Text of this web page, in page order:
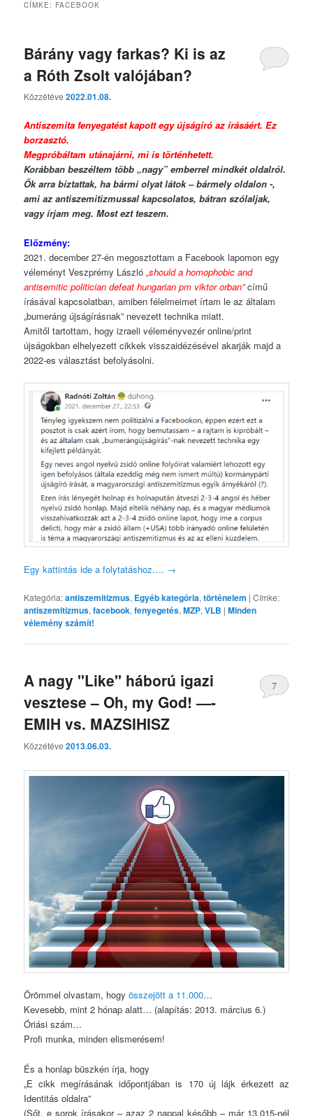
CÍMKE: FACEBOOK
Bárány vagy farkas? Ki is az
a Róth Zsolt valójában?
Közzétéve2022.01.08.
Antiszemita fenyegatést kapott egy újságíró az írásáért. Ez
borzasztó.
Megpróbáltam utánajárni, mi is történhetett.
Korábban beszéltem több „nagy” emberrel mindkét oldalról.
Ők arra bíztattak, ha bármi olyat látok – bármely oldalon -,
ami az antiszemitizmussal kapcsolatos, bátran szólaljak,
vagy írjam meg.Most ezt teszem.
Előzmény:
2021. december 27-én megosztottam a Facebook lapomon egy
véleményt Veszprémy László„should a homophobic and
antisemitic politician defeat hungarian pm viktor orban”című
írásával kapcsolatban, amiben félelmeimet írtam le az általam
„bumeráng újságírásnak” nevezett technika miatt.
Amitől tartottam, hogy izraeli véleményvezér online/print
újságokban elhelyezett cikkek visszaidézésével akarják majd a
2022-es választást befolyásolni.
Egy kattintás ide a folytatáshoz…. →
Kategória:antiszemitizmus, Egyéb kategória,történelem |Címke:
antiszemitizmus,facebook,fenyegetés,MZP,VLB |Minden
vélemény számít!
A nagy "Like" háború igazi
vesztese – Oh, my God! —-
EMIH vs. MAZSIHISZ
Közzétéve2013.06.03.
7
Örömmel olvastam, hogyösszejött a 11.000…
Kevesebb, mint 2 hónap alatt… (alapítás: 2013. március 6.)
Óriási szám…
Profi munka, minden elismerésem!
És a honlap büszkén írja, hogy
„E cikk megírásának időpontjában is 170 új lájk érkezett az
Identitás oldalra”
(Sőt, e sorok írásakor – azaz 2 nappal később – már 13.015-nél